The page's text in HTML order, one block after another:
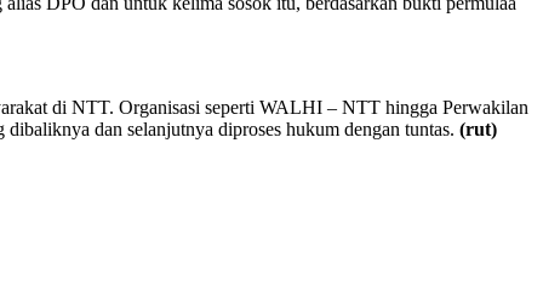
di NTT. Organisasi seperti WALHI – NTT hingga Perwakilan
dan selanjutnya diproses hukum dengan tuntas. (rut)